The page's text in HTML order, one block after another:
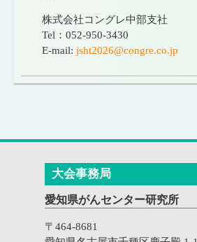
株式会社コングレ中部支社
Tel：052-950-3430
E-mail: jsht2026@congre.co.jp
大会事務局
愛知県がんセンター研究所
〒464-8681